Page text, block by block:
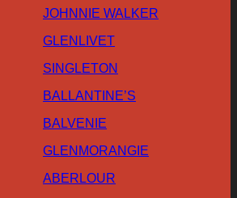
JOHNNIE WALKER
GLENLIVET
SINGLETON
BALLANTINE’S
BALVENIE
GLENMORANGIE
ABERLOUR